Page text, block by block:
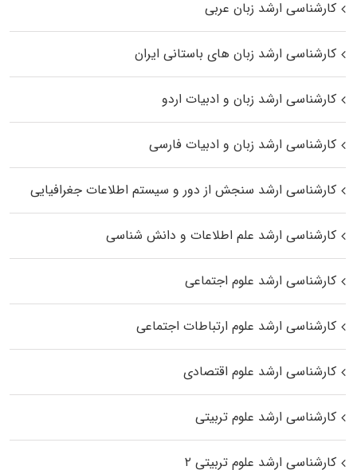
کارشناسی ارشد زبان عربی
کارشناسی ارشد زبان‌ های باستانی ایران
کارشناسی ارشد زبان و ادبیات اردو
کارشناسی ارشد زبان و ادبیات فارسی
کارشناسی ارشد سنجش از دور و سیستم اطلاعات جغرافیایی
کارشناسی ارشد علم اطلاعات و دانش شناسی
کارشناسی ارشد علوم اجتماعی
کارشناسی ارشد علوم ارتباطات اجتماعی
کارشناسی ارشد علوم اقتصادی
کارشناسی ارشد علوم تربیتی
کارشناسی ارشد علوم تربیتی ۲